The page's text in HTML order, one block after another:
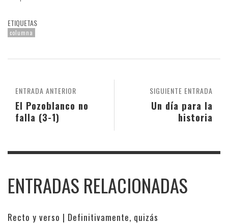
ETIQUETAS
columna
SIGUIENTE ENTRADA
Un día para la
historia
ENTRADA ANTERIOR
El Pozoblanco no
falla (3-1)
ENTRADAS RELACIONADAS
Recto y verso | Definitivamente, quizás